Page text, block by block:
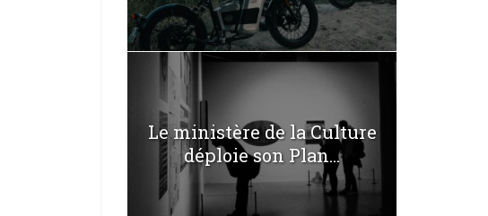
Le ministère de la Culture
déploie son Plan...